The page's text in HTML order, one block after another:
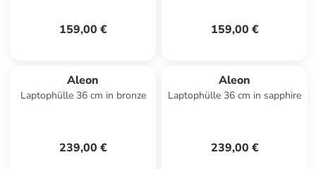
159,00 € 159,00 €
Aleon
Laptophülle 36 cm in bronze
239,00 €
Aleon
Laptophülle 36 cm in sapphire
239,00 €